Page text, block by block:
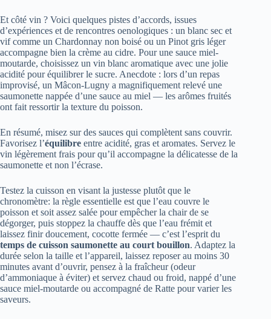
Et côté vin ? Voici quelques pistes d’accords, issues
d’expériences et de rencontres oenologiques : un blanc sec et
vif comme un Chardonnay non boisé ou un Pinot gris léger
accompagne bien la crème au cidre. Pour une sauce miel-
moutarde, choisissez un vin blanc aromatique avec une jolie
acidité pour équilibrer le sucre. Anecdote : lors d’un repas
improvisé, un Mâcon-Lugny a magnifiquement relevé une
saumonette nappée d’une sauce au miel — les arômes fruités
ont fait ressortir la texture du poisson.
En résumé, misez sur des sauces qui complètent sans couvrir.
Favorisez l’équilibre entre acidité, gras et aromates. Servez le
vin légèrement frais pour qu’il accompagne la délicatesse de la
saumonette et non l’écrase.
Testez la cuisson en visant la justesse plutôt que le
chronomètre: la règle essentielle est que l’eau couvre le
poisson et soit assez salée pour empêcher la chair de se
dégorger, puis stoppez la chauffe dès que l’eau frémit et
laissez finir doucement, cocotte fermée — c’est l’esprit du
temps de cuisson saumonette au court bouillon. Adaptez la
durée selon la taille et l’appareil, laissez reposer au moins 30
minutes avant d’ouvrir, pensez à la fraîcheur (odeur
d’ammoniaque à éviter) et servez chaud ou froid, nappé d’une
sauce miel-moutarde ou accompagné de Ratte pour varier les
saveurs.